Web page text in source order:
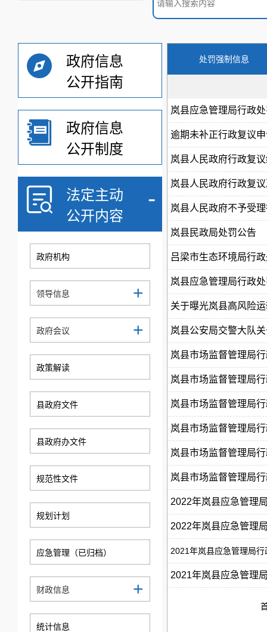
政府信息
公开指南
政府信息
公开制度
法定主动
公开内容
-
政府机构
领导信息 +
政府会议 +
政策解读
县政府文件
县政府办文件
规范性文件
规划计划
应急管理（已归档）
财政信息 +
统计信息
处罚强制信息
岚县应急管理局行政
逾期未补正行政复议
岚县人民政府行政复
岚县人民政府行政复
岚县人民政府不予受
岚县民政局处罚公告
吕梁市生态环境局行
岚县应急管理局行政
关于曝光岚县高风险
岚县公安局交警大队
岚县市场监督管理局
岚县市场监督管理局
岚县市场监督管理局
岚县市场监督管理局
岚县市场监督管理局
岚县市场监督管理局
2022年岚县应急管理
2022年岚县应急管理
2021年岚县应急管理局
2021年岚县应急管理